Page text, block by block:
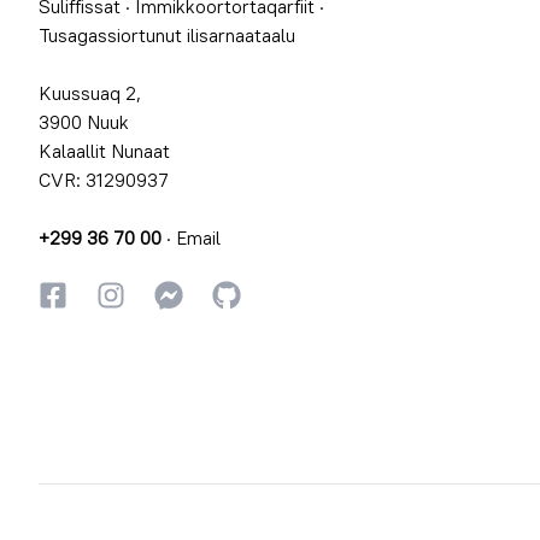
Suliffissat · Immikkoortortaqarfiit ·
Tusagassiortunut ilisarnaataalu
Kuussuaq 2,
3900 Nuuk
Kalaallit Nunaat
CVR: 31290937
+299 36 70 00 · Email
FacebookkiInstagrammiInstagrammi
GitHub